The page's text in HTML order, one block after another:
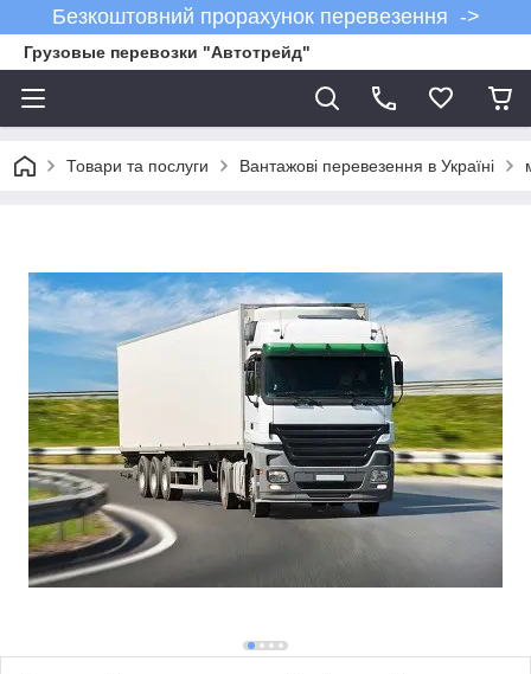
Безкоштовний прорахунок перевезення ->
Грузовые перевозки "Автотрейд"
Товари та послуги Вантажові перевезення в Україні